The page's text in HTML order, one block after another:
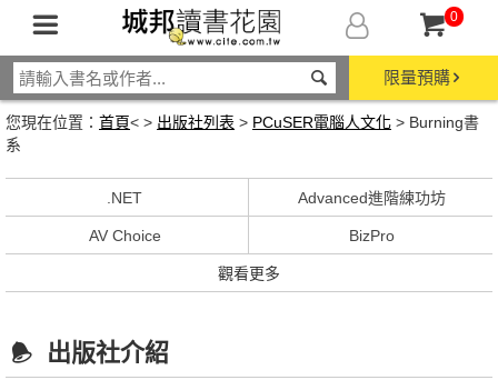
0
限量預購
您現在位置： 首頁< > 出版社列表 > PCuSER電腦人文化 > Burning書
系
.NET Advanced進階練功坊
AV Choice BizPro
觀看更多
出版社介紹